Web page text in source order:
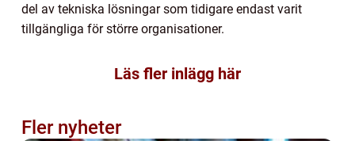
del av tekniska lösningar som tidigare endast varit
tillgängliga för större organisationer.
Läs fler inlägg här
Fler nyheter